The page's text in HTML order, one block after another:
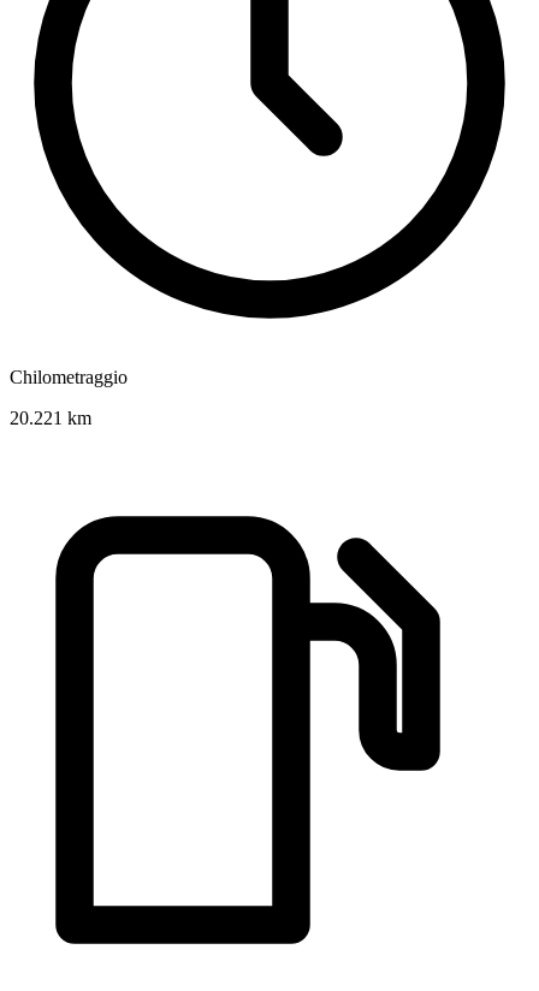
Chilometraggio
20.221 km